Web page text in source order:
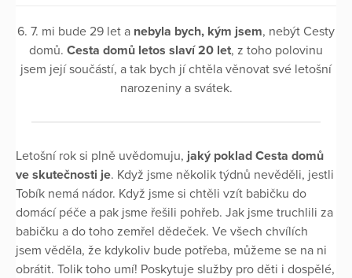
6. 7. mi bude 29 let a nebyla bych, kým jsem, nebýt Cesty
domů. Cesta domů letos slaví 20 let, z toho polovinu
jsem její součástí, a tak bych jí chtěla věnovat své letošní
narozeniny a svátek.
Letošní rok si plně uvědomuju, jaký poklad Cesta domů
ve skutečnosti je. Když jsme několik týdnů nevěděli, jestli
Tobík nemá nádor. Když jsme si chtěli vzít babičku do
domácí péče a pak jsme řešili pohřeb. Jak jsme truchlili za
babičku a do toho zemřel dědeček. Ve všech chvílích
jsem věděla, že kdykoliv bude potřeba, můžeme se na ni
obrátit. Tolik toho umí! Poskytuje služby pro děti i dospělé,